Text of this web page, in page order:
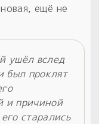
ещё не
ушёл вслед
был проклят
и причиной
старались